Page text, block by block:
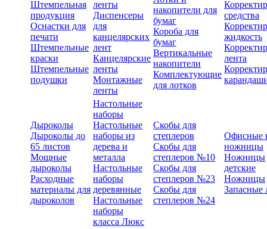
Штемпельная
продукция
Оснастки для
печати
Штемпельные
краски
Штемпельные
подушки
ленты
Диспенсеры
для
канцелярских
лент
Канцелярские
ленты
Монтажные
ленты
накопители для
бумаг
Короба для
бумаг
Вертикальные
накопители
Комплектующие
для лотков
средства
жидкость
лента
Дыроколы
Дыроколы до
65 листов
Мощные
дыроколы
Расходные
материалы для
дыроколов
Настольные
наборы
Настольные
наборы из
дерева и
металла
Настольные
наборы
деревянные
Настольные
наборы
класса Люкс
Скобы для
степлеров
Скобы для
степлеров №10
Скобы для
степлеров №23
Скобы для
степлеров №24
Офисные
ножницы
Ножницы
детские
Ножницы
Запасные